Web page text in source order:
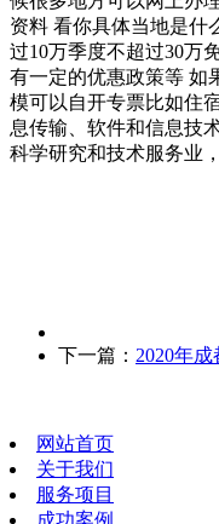
资料 看你具体当地是什
过10万季度不超过30万
有一定的优惠政策等 如
模可以自开专票比如住
息传输、软件和信息技
科学研究和技术服务业
下一篇： 2020年
网站首页
关于我们
服务项目
成功案例